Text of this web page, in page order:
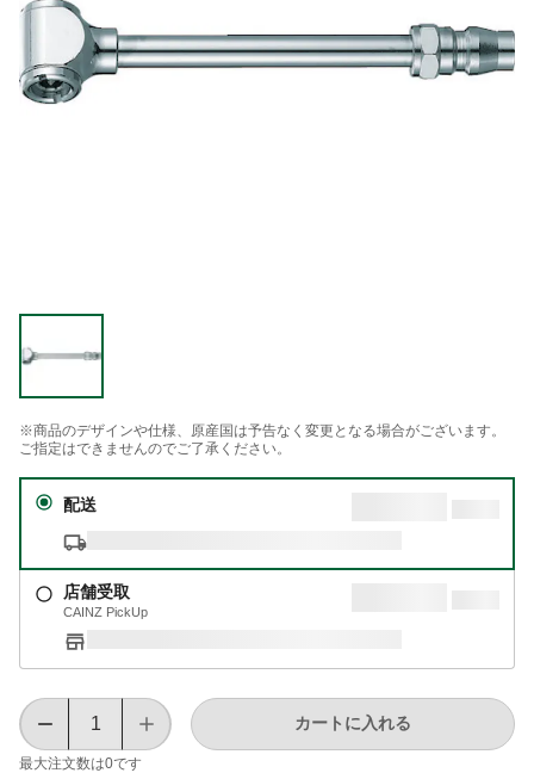
※商品のデザインや仕様、原産国は予告なく変更となる場合がございます。
ご指定はできませんのでご了承ください。
配送
店舗受取
CAINZ PickUp
最大注文数は0です
カートに入れる